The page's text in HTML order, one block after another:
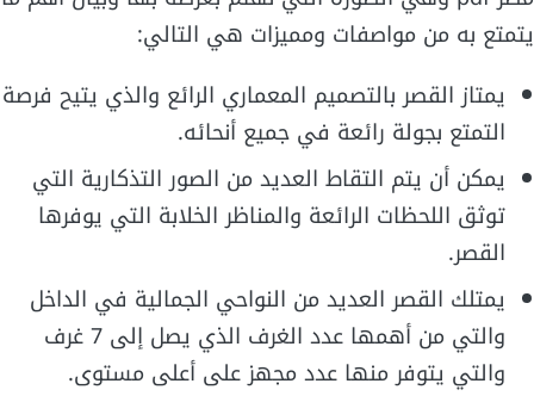
يتمتع به من مواصفات ومميزات هي التالي:
يمتاز القصر بالتصميم المعماري الرائع والذي يتيح فرصة
التمتع بجولة رائعة في جميع أنحائه.
يمكن أن يتم التقاط العديد من الصور التذكارية التي
توثق اللحظات الرائعة والمناظر الخلابة التي يوفرها
القصر.
يمتلك القصر العديد من النواحي الجمالية في الداخل
والتي من أهمها عدد الغرف الذي يصل إلى 7 غرف
والتي يتوفر منها عدد مجهز على أعلى مستوى.